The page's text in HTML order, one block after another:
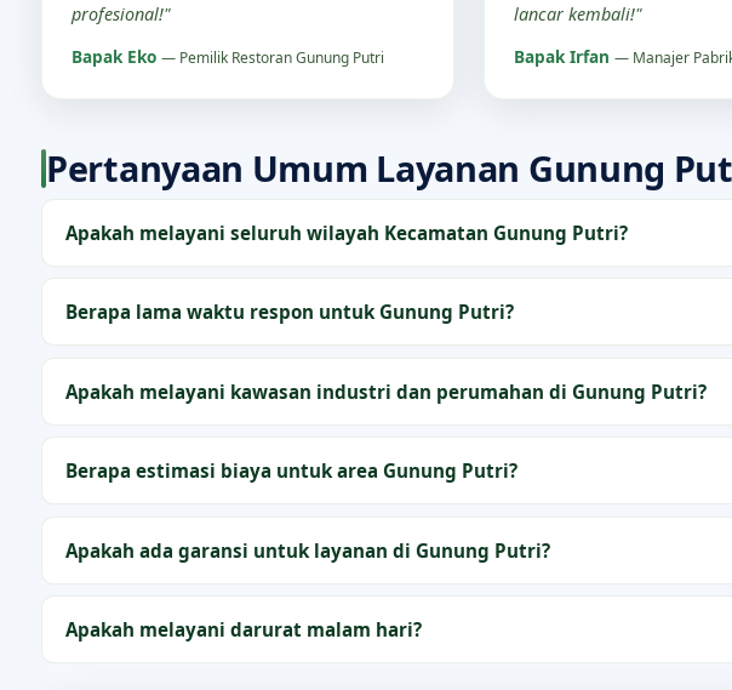
profesional!"
Bapak Eko — Pemilik Restoran Gunung Putri
lancar kembali!"
Bapak Irfan— Manajer
Pertanyaan Umum Layanan Gunung
Apakah melayani seluruh wilayah Kecamatan Gunung Putri?
Berapa lama waktu respon untuk Gunung Putri?
Apakah melayani kawasan industri dan perumahan di Gunung Putri?
Berapa estimasi biaya untuk area Gunung Putri?
Apakah ada garansi untuk layanan di Gunung Putri?
Apakah melayani darurat malam hari?